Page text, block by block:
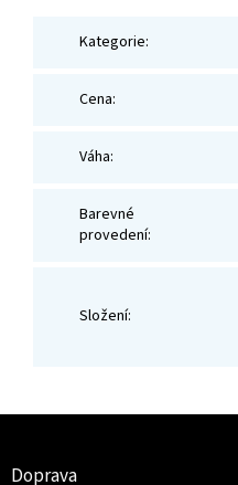
Kategorie:
Cena:
Váha:
Barevné
provedení:
Složení:
Doprava